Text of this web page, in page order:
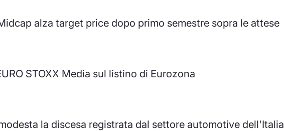
alza target price dopo primo semestre sopra le attese
STOXX Media sul listino di Eurozona
la discesa registrata dal settore automotive dell'Italia